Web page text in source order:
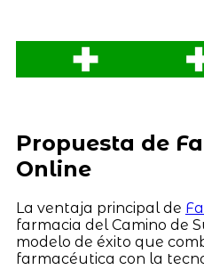
Propuesta de
Online
La ventaja principal de
farmacia del Camino de
modelo de éxito que
farmacéutica con la